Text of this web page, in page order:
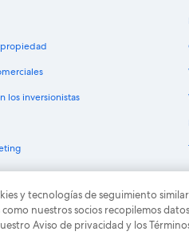
los inversionistas
2026 Expedia, Inc., una empresa de
y tecnologías de seguimiento
nuestros socios recopilemos
Aviso de privacidad y los